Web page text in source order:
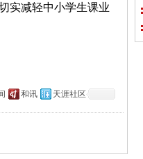
实减轻中小学生课业
和讯 天涯社区